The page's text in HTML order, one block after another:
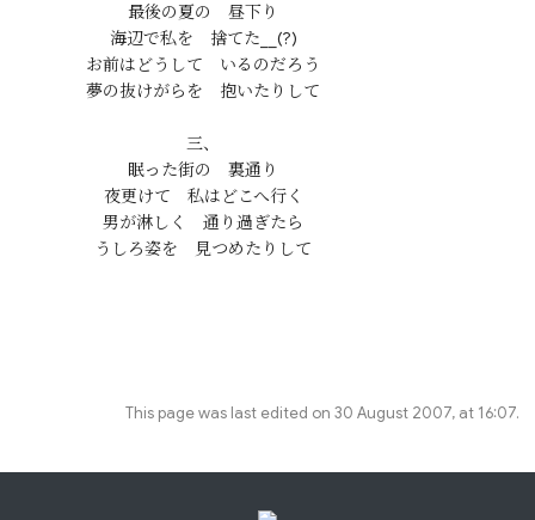
最後の夏の　昼下り
海辺で私を　捨てた__(?)
お前はどうして　いるのだろう
夢の抜けがらを　抱いたりして
三、
眠った街の　裏通り
夜更けて　私はどこへ行く
男が淋しく　通り過ぎたら
This page was last edited on 30 August 2007, at 16:07.